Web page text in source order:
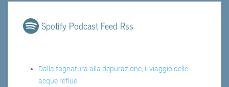
Spotify Podcast Feed Rss
Dalla fognatura alla depurazione, il viaggio delle
acque reflue